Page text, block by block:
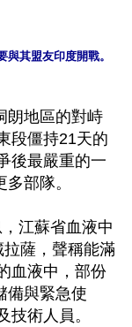
其盟友印度開戰。
朗地區的對峙
段僵持21天的
後最嚴重的一
部隊。
江蘇省血液中
薩，聲稱能滿
血液中，部份
備與緊急使
技術人員。